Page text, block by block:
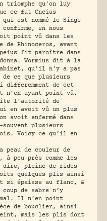
triomphe qu’on luy
ce fut Cneius
qui est nommé le Singe
en nous
point vû dans les
de Rhinoceros, avant
fit paroître dans
Wormius dit à la
qu’il n’y a pas
ce que plusieurs
differemment de cet
n’en ayant point vû.
l’autorité de
en avoit vû un plus
avoit enfermé dans
plusieurs
Voicy ce qu’il en
peau de couleur de
peu près comme les
dire, pleine de rides
quelques plis ainsi
si épaisse au flanc, &
de sabre n’y
Il n’en point
de bouclier, ainsi
mais les plis dont